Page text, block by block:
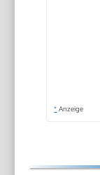
* Anzeige